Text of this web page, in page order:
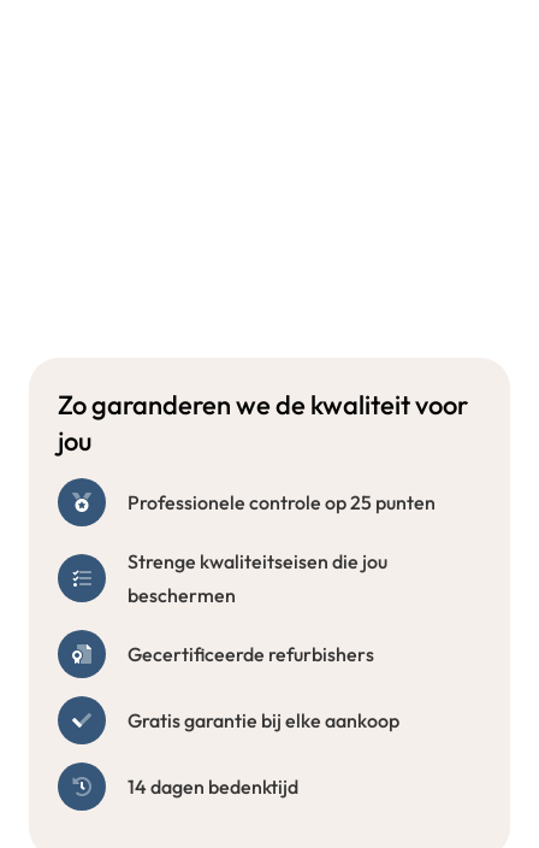
Zo garanderen we de kwaliteit voor
jou
Professionele controle op 25 punten
Strenge kwaliteitseisen die jou
beschermen
Gecertificeerde refurbishers
Gratis garantie bij elke aankoop
14 dagen bedenktijd